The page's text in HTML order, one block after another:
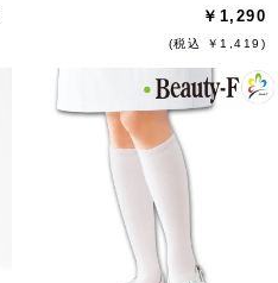
￥1,290
(税込 ￥1,419)